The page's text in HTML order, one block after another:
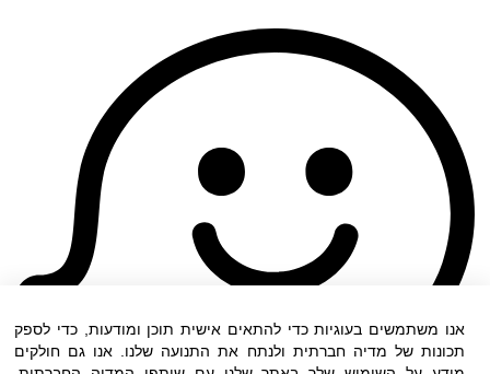
אנו משתמשים בעוגיות כדי להתאים אישית תוכן ומודעות, כדי לספק
תכונות של מדיה חברתית ולנתח את התנועה שלנו. אנו גם חולקים